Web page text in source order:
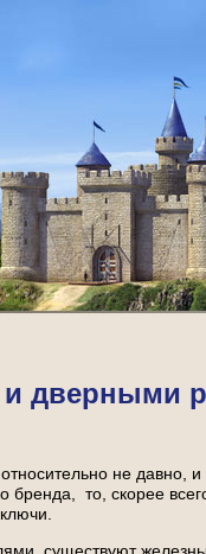
и дверными
не давно,
бренда, то, скорее
существуют